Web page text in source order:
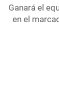
Ganará el
en el